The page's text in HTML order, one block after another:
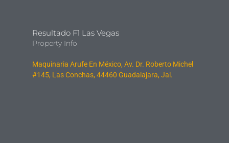
Resultado F1 Las Vegas
Property Info
Maquinaria Arufe En México, Av. Dr. Roberto Michel
#145, Las Conchas, 44460 Guadalajara, Jal.